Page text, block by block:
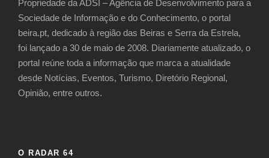
Propriedade da ADSI – Agência de Desenvolvimento para a
Sociedade de Informação e do Conhecimento, o portal
beira.pt, dedicado à região das Beiras e Serra da Estrela,
foi lançado a 30 de maio de 2008. Diariamente atualizado, o
portal reúne toda a informação que marca a atualidade
desde Notícias, Eventos, Turismo, Diretório Regional,
Opinião, entre outros.
O RADAR 64